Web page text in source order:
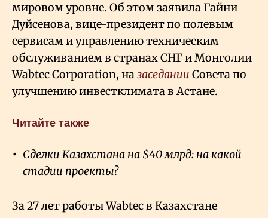
мировом уровне. Об этом заявила Гайни
Дуйсенова, вице-президент по полевым
сервисам и управлению техническим
обслуживанием в странах СНГ и Монголии
Wabtec Corporation, назаседании Совета по
улучшению инвестклимата в Астане.
Читайте также
Сделки Казахстана на $40 млрд: на какой
стадии проекты?
За 27 лет работы Wabtec в Казахстане